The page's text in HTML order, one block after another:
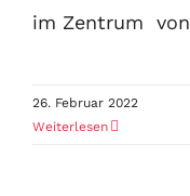
im Zentrum von
26. Februar 2022
Weiterlesen